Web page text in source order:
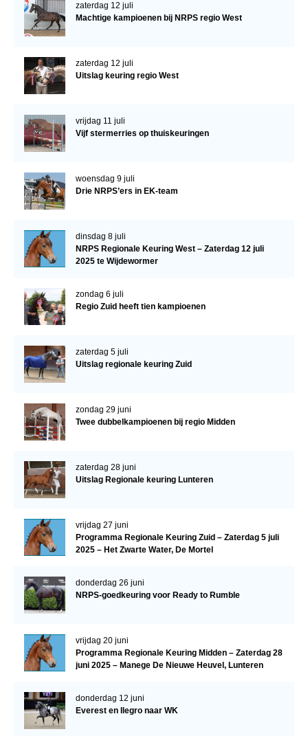
zaterdag 12 juli
Machtige kampioenen bij NRPS regio West
zaterdag 12 juli
Uitslag keuring regio West
vrijdag 11 juli
Vijf stermerries op thuiskeuringen
woensdag 9 juli
Drie NRPS’ers in EK-team
dinsdag 8 juli
NRPS Regionale Keuring West – Zaterdag 12 juli
2025 te Wijdewormer
zondag 6 juli
Regio Zuid heeft tien kampioenen
zaterdag 5 juli
Uitslag regionale keuring Zuid
zondag 29 juni
Twee dubbelkampioenen bij regio Midden
zaterdag 28 juni
Uitslag Regionale keuring Lunteren
vrijdag 27 juni
Programma Regionale Keuring Zuid – Zaterdag 5 juli
2025 – Het Zwarte Water, De Mortel
donderdag 26 juni
NRPS-goedkeuring voor Ready to Rumble
vrijdag 20 juni
Programma Regionale Keuring Midden – Zaterdag 28
juni 2025 – Manege De Nieuwe Heuvel, Lunteren
donderdag 12 juni
Everest en Ilegro naar WK